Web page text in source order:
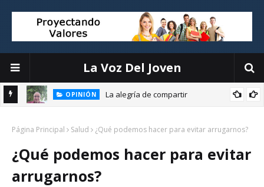
La Voz Del Joven
OPINIÓN
La alegría de compartir
Página Principal Salud ¿Qué podemos hacer para evitar arrugarnos?
¿Qué podemos hacer para evitar
arrugarnos?